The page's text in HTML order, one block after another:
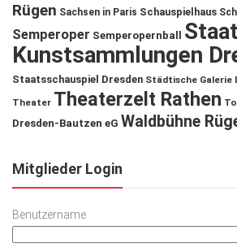
Rügen Sachsen in Paris Schauspielhaus
Semperoper Semperopernball
Kunstsammlungen
Staatsschauspiel Dresden Städtische Galerie
Theater Theaterzelt Rathen
Dresden-Bautzen eG Waldbühne
Mitglieder Login
Benutzername